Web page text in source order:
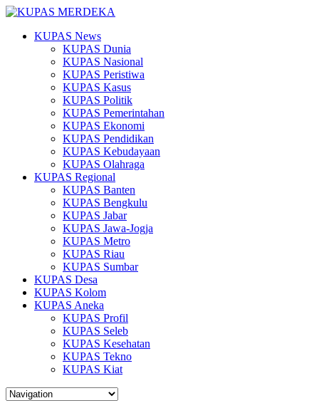
KUPAS News
KUPAS Dunia
KUPAS Nasional
KUPAS Peristiwa
KUPAS Kasus
KUPAS Politik
KUPAS Pemerintahan
KUPAS Ekonomi
KUPAS Pendidikan
KUPAS Kebudayaan
KUPAS Olahraga
KUPAS Regional
KUPAS Banten
KUPAS Bengkulu
KUPAS Jabar
KUPAS Jawa-Jogja
KUPAS Metro
KUPAS Riau
KUPAS Sumbar
KUPAS Desa
KUPAS Kolom
KUPAS Aneka
KUPAS Profil
KUPAS Seleb
KUPAS Kesehatan
KUPAS Tekno
KUPAS Kiat